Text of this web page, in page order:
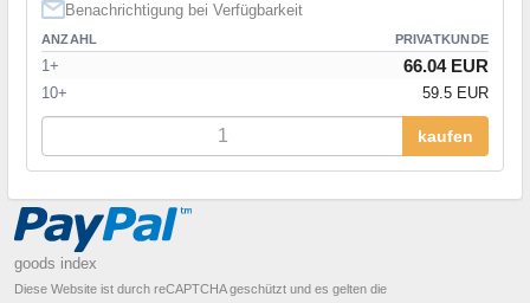
Benachrichtigung bei Verfügbarkeit
ANZAHL PRIVATKUNDE
1+ 66.04 EUR
10+ 59.5 EUR
kaufen
goods index
Diese Website ist durch reCAPTCHA geschützt und es gelten die